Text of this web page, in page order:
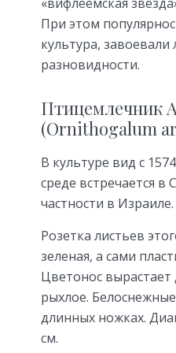
При этом
культура,
разновидности.
Птицемлечник
(Ornithogalum
В культуре вид с
среде встречается
частности в Израиле.
Розетка листьев
зеленая, а сами
Цветонос
рыхлое.
длинных ножках.
см.